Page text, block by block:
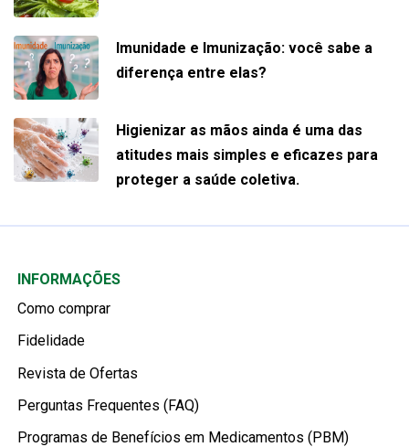
Imunidade e Imunização: você sabe a
diferença entre elas?
Higienizar as mãos ainda é uma das
atitudes mais simples e eficazes para
proteger a saúde coletiva.
INFORMAÇÕES
Como comprar
Fidelidade
Revista de Ofertas
Perguntas Frequentes (FAQ)
Programas de Benefícios em Medicamentos (PBM)